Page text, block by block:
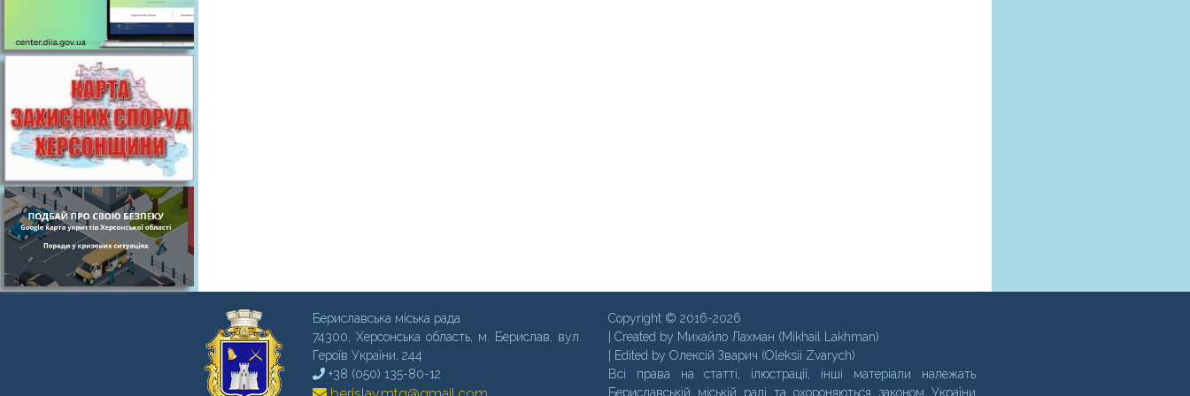
Бериславська міська рада
74300, Херсонська область, м. Бериcлав, вул.
Героїв України, 244
+38 (050) 135-80-12
Copyright © 2016-2026
| Created by Михайло Лахман (Mikhail Lakhman)
| Edited by Олексій Зварич (Oleksii Zvarych)
Всі права на статті, ілюстрації, інші матеріали належать
Бериславській міській раді та охороняються законом України